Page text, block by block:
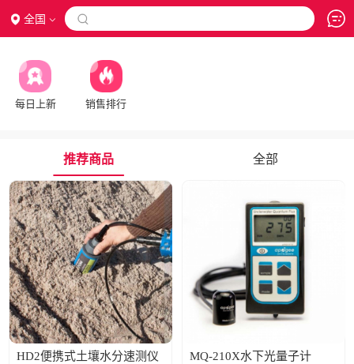
全国 
每日上新 销售排行
推荐商品 全部
HD2便携式土壤水分速测仪 MQ-210X水下光量子计